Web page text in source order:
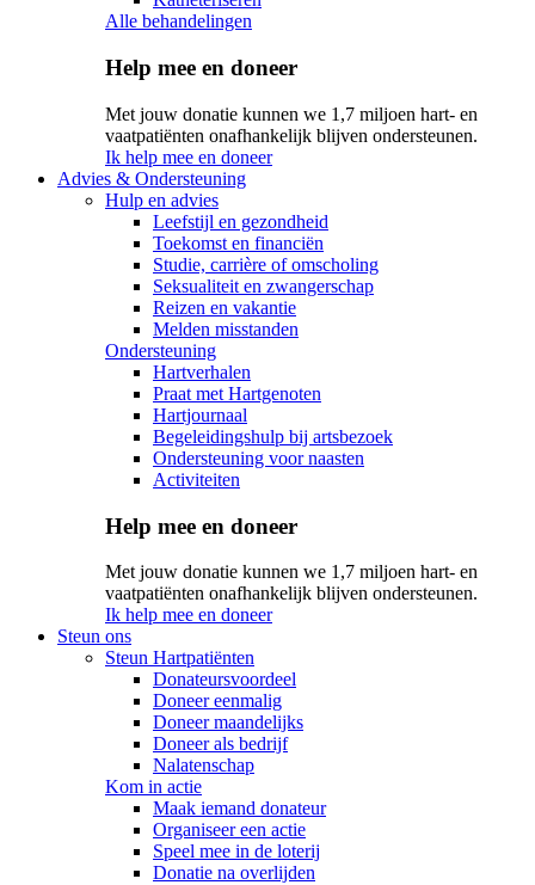
Alle behandelingen
Help mee en doneer
Met jouw donatie kunnen we 1,7 miljoen hart- en
vaatpatiënten onafhankelijk blijven ondersteunen.
Ik help mee en doneer
Advies & Ondersteuning
Hulp en advies
Leefstijl en gezondheid
Toekomst en financiën
Studie, carrière of omscholing
Seksualiteit en zwangerschap
Reizen en vakantie
Melden misstanden
Ondersteuning
Hartverhalen
Praat met Hartgenoten
Hartjournaal
Begeleidingshulp bij artsbezoek
Ondersteuning voor naasten
Activiteiten
Help mee en doneer
Met jouw donatie kunnen we 1,7 miljoen hart- en
vaatpatiënten onafhankelijk blijven ondersteunen.
Ik help mee en doneer
Steun ons
Steun Hartpatiënten
Donateursvoordeel
Doneer eenmalig
Doneer maandelijks
Doneer als bedrijf
Nalatenschap
Kom in actie
Maak iemand donateur
Organiseer een actie
Speel mee in de loterij
Donatie na overlijden